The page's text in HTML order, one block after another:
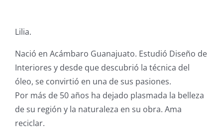
Lilia.
Nació en Acámbaro Guanajuato. Estudió Diseño de
Interiores y desde que descubrió la técnica del
óleo, se convirtió en una de sus pasiones.
Por más de 50 años ha dejado plasmada la belleza
de su región y la naturaleza en su obra. Ama
reciclar.